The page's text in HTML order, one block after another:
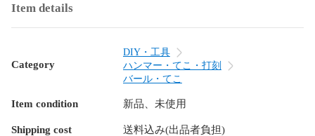
Item details
Category
DIY・工具
ハンマー・てこ・打刻
バール・てこ
Item condition 新品、未使用
Shipping cost 送料込み(出品者負担)